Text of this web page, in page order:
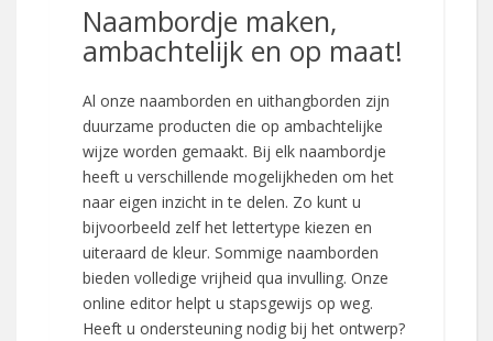
Naambordje maken,
ambachtelijk en op maat!
Al onze naamborden en uithangborden zijn
duurzame producten die op ambachtelijke
wijze worden gemaakt. Bij elk naambordje
heeft u verschillende mogelijkheden om het
naar eigen inzicht in te delen. Zo kunt u
bijvoorbeeld zelf het lettertype kiezen en
uiteraard de kleur. Sommige naamborden
bieden volledige vrijheid qua invulling. Onze
online editor helpt u stapsgewijs op weg.
Heeft u ondersteuning nodig bij het ontwerp?